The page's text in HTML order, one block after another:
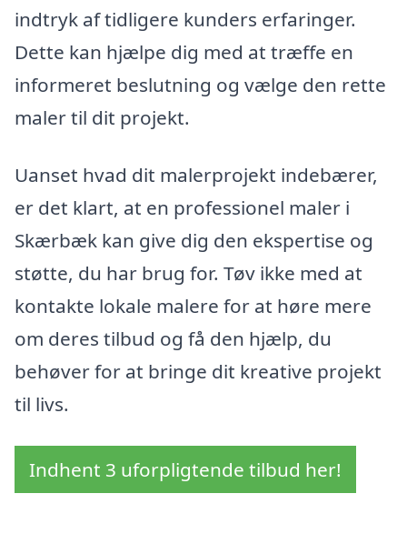
indtryk af tidligere kunders erfaringer.
Dette kan hjælpe dig med at træffe en
informeret beslutning og vælge den rette
maler til dit projekt.
Uanset hvad dit malerprojekt indebærer,
er det klart, at en professionel maler i
Skærbæk kan give dig den ekspertise og
støtte, du har brug for. Tøv ikke med at
kontakte lokale malere for at høre mere
om deres tilbud og få den hjælp, du
behøver for at bringe dit kreative projekt
til livs.
Indhent 3 uforpligtende tilbud her!